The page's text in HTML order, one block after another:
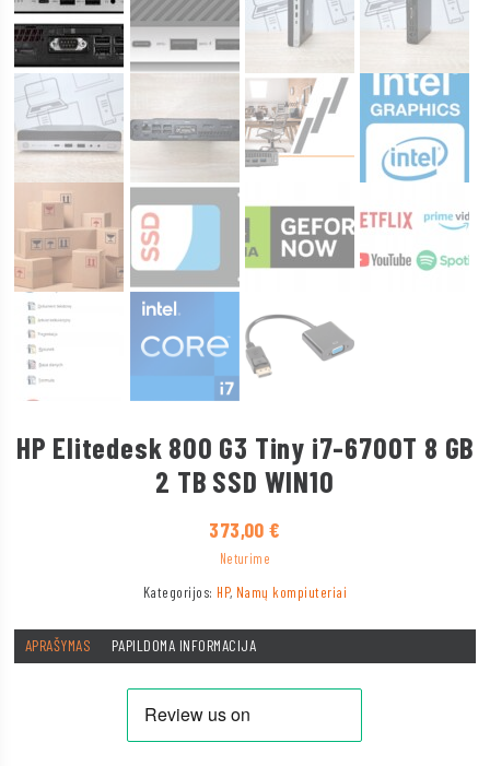
HP Elitedesk 800 G3 Tiny i7-6700T 8 GB
2 TB SSD WIN10
373,00€
Neturime
Kategorijos: HP, Namų kompiuteriai
APRAŠYMAS PAPILDOMA INFORMACIJA